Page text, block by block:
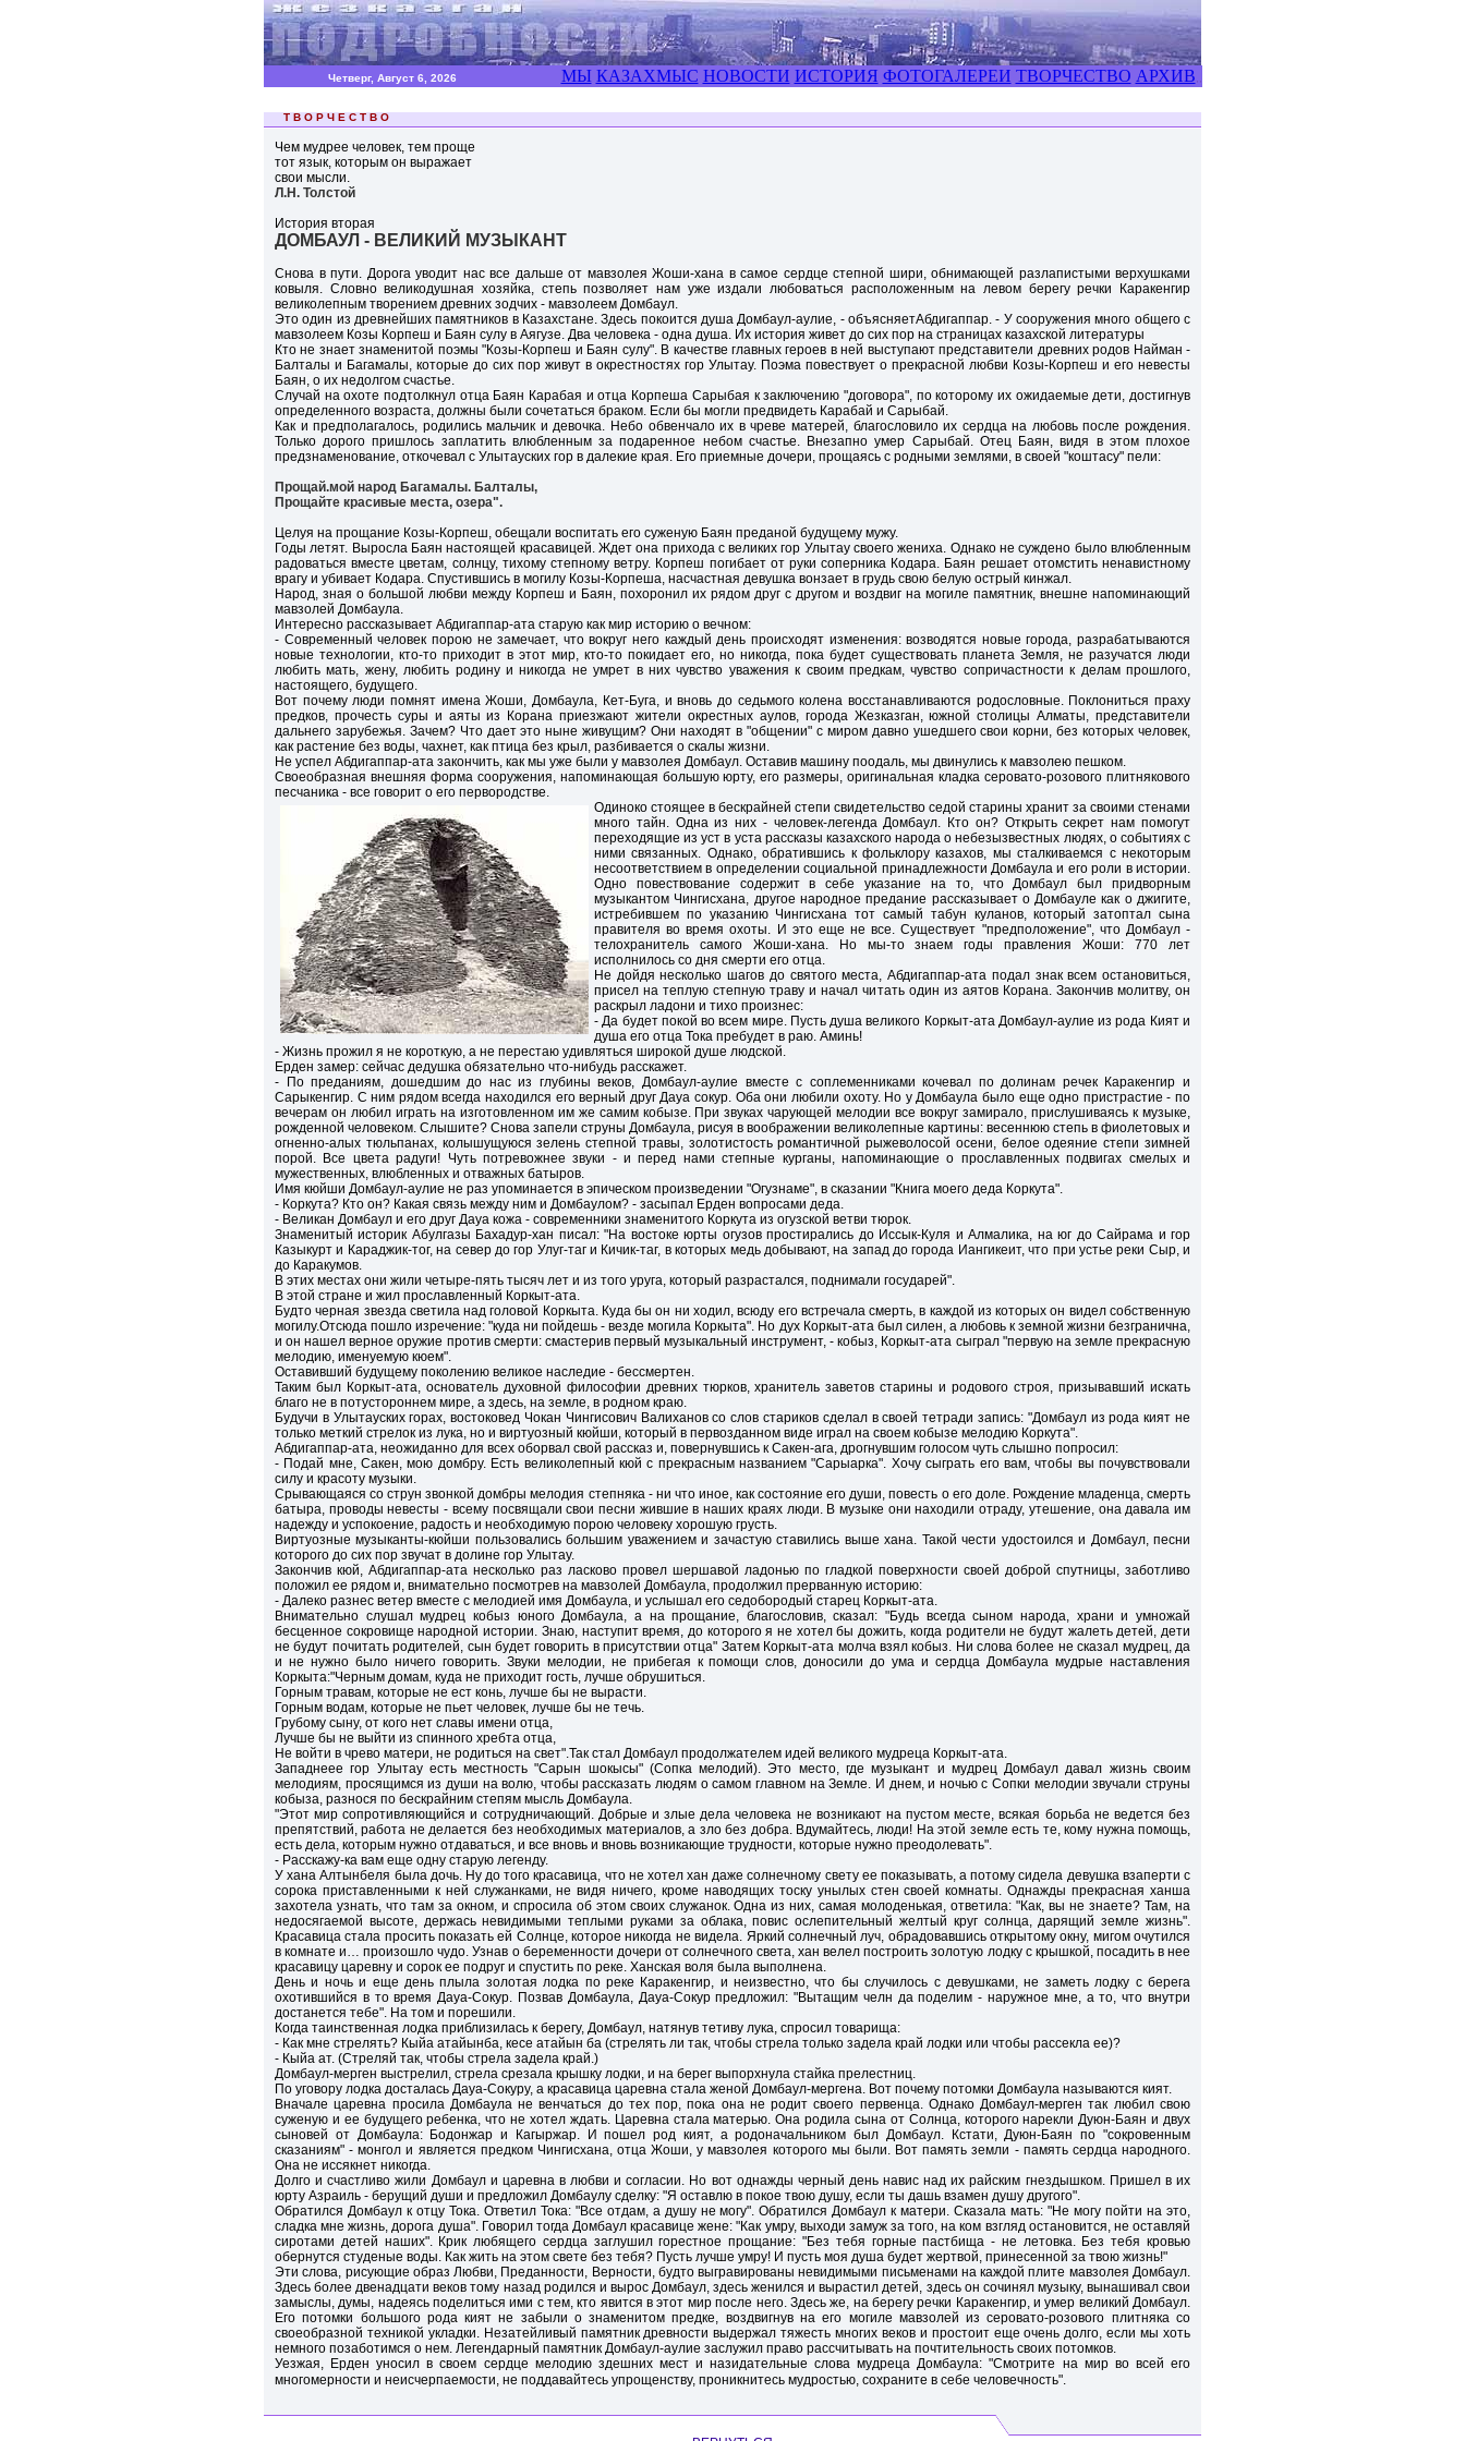
Четверг, Август 6, 2026 МЫ КАЗАХМЫС НОВОСТИ ИСТОРИЯ ФОТОГАЛЕРЕИ ТВОРЧЕСТВО АРХИВ
Т В О Р Ч Е С Т В О
Чем мудрее человек, тем проще
тот язык, которым он выражает
свои мысли.
Л.Н. Толстой
История вторая
ДОМБАУЛ - ВЕЛИКИЙ МУЗЫКАНТ
Снова в пути. Дорога уводит нас все дальше от мавзолея Жоши-хана в самое сердце степной шири, обнимающей разлапистыми верхушками
ковыля. Словно великодушная хозяйка, степь позволяет нам уже издали любоваться расположенным на левом берегу речки Каракенгир
великолепным творением древних зодчих - мавзолеем Домбаул.
Это один из древнейших памятников в Казахстане. Здесь покоится душа Домбаул-аулие, - объясняетАбдигаппар. - У сооружения много общего с
мавзолеем Козы Корпеш и Баян сулу в Аягузе. Два человека - одна душа. Их история живет до сих пор на страницах казахской литературы
Кто не знает знаменитой поэмы "Козы-Корпеш и Баян сулу". В качестве главных героев в ней выступают представители древних родов Найман -
Балталы и Багамалы, которые до сих пор живут в окрестностях гор Улытау. Поэма повествует о прекрасной любви Козы-Корпеш и его невесты
Баян, о их недолгом счастье.
Случай на охоте подтолкнул отца Баян Карабая и отца Корпеша Сарыбая к заключению "договора", по которому их ожидаемые дети, достигнув
определенного возраста, должны были сочетаться браком. Если бы могли предвидеть Карабай и Сарыбай.
Как и предполагалось, родились мальчик и девочка. Небо обвенчало их в чреве матерей, благословило их сердца на любовь после рождения.
Только дорого пришлось заплатить влюбленным за подаренное небом счастье. Внезапно умер Сарыбай. Отец Баян, видя в этом плохое
предзнаменование, откочевал с Улытауских гор в далекие края. Его приемные дочери, прощаясь с родными землями, в своей "коштасу" пели:
Прощай.мой народ Багамалы. Балталы,
Прощайте красивые места, озера".
Целуя на прощание Козы-Корпеш, обещали воспитать его суженую Баян преданой будущему мужу.
Годы летят. Выросла Баян настоящей красавицей. Ждет она прихода с великих гор Улытау своего жениха. Однако не суждено было влюбленным
радоваться вместе цветам, солнцу, тихому степному ветру. Корпеш погибает от руки соперника Кодара. Баян решает отомстить ненавистному
врагу и убивает Кодара. Спустившись в могилу Козы-Корпеша, насчастная девушка вонзает в грудь свою белую острый кинжал.
Народ, зная о большой любви между Корпеш и Баян, похоронил их рядом друг с другом и воздвиг на могиле памятник, внешне напоминающий
мавзолей Домбаула.
Интересно рассказывает Абдигаппар-ата старую как мир историю о вечном:
- Современный человек порою не замечает, что вокруг него каждый день происходят изменения: возводятся новые города, разрабатываются
новые технологии, кто-то приходит в этот мир, кто-то покидает его, но никогда, пока будет существовать планета Земля, не разучатся люди
любить мать, жену, любить родину и никогда не умрет в них чувство уважения к своим предкам, чувство сопричастности к делам прошлого,
настоящего, будущего.
Вот почему люди помнят имена Жоши, Домбаула, Кет-Буга, и вновь до седьмого колена восстанавливаются родословные. Поклониться праху
предков, прочесть суры и аяты из Корана приезжают жители окрестных аулов, города Жезказган, южной столицы Алматы, представители
дальнего зарубежья. Зачем? Что дает это ныне живущим? Они находят в "общении" с миром давно ушедшего свои корни, без которых человек,
как растение без воды, чахнет, как птица без крыл, разбивается о скалы жизни.
Не успел Абдигаппар-ата закончить, как мы уже были у мавзолея Домбаул. Оставив машину поодаль, мы двинулись к мавзолею пешком.
Своеобразная внешняя форма сооружения, напоминающая большую юрту, его размеры, оригинальная кладка серовато-розового плитнякового
песчаника - все говорит о его первородстве.
Одиноко стоящее в бескрайней степи свидетельство седой старины хранит за своими стенами
много тайн. Одна из них - человек-легенда Домбаул. Кто он? Открыть секрет нам помогут
переходящие из уст в уста рассказы казахского народа о небезызвестных людях, о событиях с
ними связанных. Однако, обратившись к фольклору казахов, мы сталкиваемся с некоторым
несоответствием в определении социальной принадлежности Домбаула и его роли в истории.
Одно повествование содержит в себе указание на то, что Домбаул был придворным
музыкантом Чингисхана, другое народное предание рассказывает о Домбауле как о джигите,
истребившем по указанию Чингисхана тот самый табун куланов, который затоптал сына
правителя во время охоты. И это еще не все. Существует "предположение", что Домбаул -
телохранитель самого Жоши-хана. Но мы-то знаем годы правления Жоши: 770 лет
исполнилось со дня смерти его отца.
Не дойдя несколько шагов до святого места, Абдигаппар-ата подал знак всем остановиться,
присел на теплую степную траву и начал читать один из аятов Корана. Закончив молитву, он
раскрыл ладони и тихо произнес:
- Да будет покой во всем мире. Пусть душа великого Коркыт-ата Домбаул-аулие из рода Кият и
душа его отца Тока пребудет в раю. Аминь!
- Жизнь прожил я не короткую, а не перестаю удивляться широкой душе людской.
Ерден замер: сейчас дедушка обязательно что-нибудь расскажет.
- По преданиям, дошедшим до нас из глубины веков, Домбаул-аулие вместе с соплеменниками кочевал по долинам речек Каракенгир и
Сарыкенгир. С ним рядом всегда находился его верный друг Дауа сокур. Оба они любили охоту. Но у Домбаула было еще одно пристрастие - по
вечерам он любил играть на изготовленном им же самим кобызе. При звуках чарующей мелодии все вокруг замирало, прислушиваясь к музыке,
рожденной человеком. Слышите? Снова запели струны Домбаула, рисуя в воображении великолепные картины: весеннюю степь в фиолетовых и
огненно-алых тюльпанах, колышущуюся зелень степной травы, золотистость романтичной рыжеволосой осени, белое одеяние степи зимней
порой. Все цвета радуги! Чуть потревожнее звуки - и перед нами степные курганы, напоминающие о прославленных подвигах смелых и
мужественных, влюбленных и отважных батыров.
Имя кюйши Домбаул-аулие не раз упоминается в эпическом произведении "Огузнаме", в сказании "Книга моего деда Коркута".
- Коркута? Кто он? Какая связь между ним и Домбаулом? - засыпал Ерден вопросами деда.
- Великан Домбаул и его друг Дауа кожа - современники знаменитого Коркута из огузской ветви тюрок.
Знаменитый историк Абулгазы Бахадур-хан писал: "На востоке юрты огузов простирались до Иссык-Куля и Алмалика, на юг до Сайрама и гор
Казыкурт и Караджик-тог, на север до гор Улуг-таг и Кичик-таг, в которых медь добывают, на запад до города Иангикеит, что при устье реки Сыр, и
до Каракумов.
В этих местах они жили четыре-пять тысяч лет и из того уруга, который разрастался, поднимали государей".
В этой стране и жил прославленный Коркыт-ата.
Будто черная звезда светила над головой Коркыта. Куда бы он ни ходил, всюду его встречала смерть, в каждой из которых он видел собственную
могилу.Отсюда пошло изречение: "куда ни пойдешь - везде могила Коркыта". Но дух Коркыт-ата был силен, а любовь к земной жизни безгранична,
и он нашел верное оружие против смерти: смастерив первый музыкальный инструмент, - кобыз, Коркыт-ата сыграл "первую на земле прекрасную
мелодию, именуемую кюем".
Оставивший будущему поколению великое наследие - бессмертен.
Таким был Коркыт-ата, основатель духовной философии древних тюрков, хранитель заветов старины и родового строя, призывавший искать
благо не в потустороннем мире, а здесь, на земле, в родном краю.
Будучи в Улытауских горах, востоковед Чокан Чингисович Валиханов со слов стариков сделал в своей тетради запись: "Домбаул из рода кият не
только меткий стрелок из лука, но и виртуозный кюйши, который в первозданном виде играл на своем кобызе мелодию Коркута".
Абдигаппар-ата, неожиданно для всех оборвал свой рассказ и, повернувшись к Сакен-ага, дрогнувшим голосом чуть слышно попросил:
- Подай мне, Сакен, мою домбру. Есть великолепный кюй с прекрасным названием "Сарыарка". Хочу сыграть его вам, чтобы вы почувствовали
силу и красоту музыки.
Срывающаяся со струн звонкой домбры мелодия степняка - ни что иное, как состояние его души, повесть о его доле. Рождение младенца, смерть
батыра, проводы невесты - всему посвящали свои песни жившие в наших краях люди. В музыке они находили отраду, утешение, она давала им
надежду и успокоение, радость и необходимую порою человеку хорошую грусть.
Виртуозные музыканты-кюйши пользовались большим уважением и зачастую ставились выше хана. Такой чести удостоился и Домбаул, песни
которого до сих пор звучат в долине гор Улытау.
Закончив кюй, Абдигаппар-ата несколько раз ласково провел шершавой ладонью по гладкой поверхности своей доброй спутницы, заботливо
положил ее рядом и, внимательно посмотрев на мавзолей Домбаула, продолжил прерванную историю:
- Далеко разнес ветер вместе с мелодией имя Домбаула, и услышал его седобородый старец Коркыт-ата.
Внимательно слушал мудрец кобыз юного Домбаула, а на прощание, благословив, сказал: "Будь всегда сыном народа, храни и умножай
бесценное сокровище народной истории. Знаю, наступит время, до которого я не хотел бы дожить, когда родители не будут жалеть детей, дети
не будут почитать родителей, сын будет говорить в присутствии отца" Затем Коркыт-ата молча взял кобыз. Ни слова более не сказал мудрец, да
и не нужно было ничего говорить. Звуки мелодии, не прибегая к помощи слов, доносили до ума и сердца Домбаула мудрые наставления
Коркыта:"Черным домам, куда не приходит гость, лучше обрушиться.
Горным травам, которые не ест конь, лучше бы не вырасти.
Горным водам, которые не пьет человек, лучше бы не течь.
Грубому сыну, от кого нет славы имени отца,
Лучше бы не выйти из спинного хребта отца,
Не войти в чрево матери, не родиться на свет".Так стал Домбаул продолжателем идей великого мудреца Коркыт-ата.
Западнеее гор Улытау есть местность "Сарын шокысы" (Сопка мелодий). Это место, где музыкант и мудрец Домбаул давал жизнь своим
мелодиям, просящимся из души на волю, чтобы рассказать людям о самом главном на Земле. И днем, и ночью с Сопки мелодии звучали струны
кобыза, разнося по бескрайним степям мысль Домбаула.
"Этот мир сопротивляющийся и сотрудничающий. Добрые и злые дела человека не возникают на пустом месте, всякая борьба не ведется без
препятствий, работа не делается без необходимых материалов, а зло без добра. Вдумайтесь, люди! На этой земле есть те, кому нужна помощь,
есть дела, которым нужно отдаваться, и все вновь и вновь возникающие трудности, которые нужно преодолевать".
- Расскажу-ка вам еще одну старую легенду.
У хана Алтынбеля была дочь. Ну до того красавица, что не хотел хан даже солнечному свету ее показывать, а потому сидела девушка взаперти с
сорока приставленными к ней служанками, не видя ничего, кроме наводящих тоску унылых стен своей комнаты. Однажды прекрасная ханша
захотела узнать, что там за окном, и спросила об этом своих служанок. Одна из них, самая молоденькая, ответила: "Как, вы не знаете? Там, на
недосягаемой высоте, держась невидимыми теплыми руками за облака, повис ослепительный желтый круг солнца, дарящий земле жизнь".
Красавица стала просить показать ей Солнце, которое никогда не видела. Яркий солнечный луч, обрадовавшись открытому окну, мигом очутился
в комнате и… произошло чудо. Узнав о беременности дочери от солнечного света, хан велел построить золотую лодку с крышкой, посадить в нее
красавицу царевну и сорок ее подруг и спустить по реке. Ханская воля была выполнена.
День и ночь и еще день плыла золотая лодка по реке Каракенгир, и неизвестно, что бы случилось с девушками, не заметь лодку с берега
охотившийся в то время Дауа-Сокур. Позвав Домбаула, Дауа-Сокур предложил: "Вытащим челн да поделим - наружное мне, а то, что внутри
достанется тебе". На том и порешили.
Когда таинственная лодка приблизилась к берегу, Домбаул, натянув тетиву лука, спросил товарища:
- Как мне стрелять? Кыйа атайынба, кесе атайын ба (стрелять ли так, чтобы стрела только задела край лодки или чтобы рассекла ее)?
- Кыйа ат. (Стреляй так, чтобы стрела задела край.)
Домбаул-мерген выстрелил, стрела срезала крышку лодки, и на берег выпорхнула стайка прелестниц.
По уговору лодка досталась Дауа-Сокуру, а красавица царевна стала женой Домбаул-мергена. Вот почему потомки Домбаула называются кият.
Вначале царевна просила Домбаула не венчаться до тех пор, пока она не родит своего первенца. Однако Домбаул-мерген так любил свою
суженую и ее будущего ребенка, что не хотел ждать. Царевна стала матерью. Она родила сына от Солнца, которого нарекли Дуюн-Баян и двух
сыновей от Домбаула: Бодонжар и Кагыржар. И пошел род кият, а родоначальником был Домбаул. Кстати, Дуюн-Баян по "сокровенным
сказаниям" - монгол и является предком Чингисхана, отца Жоши, у мавзолея которого мы были. Вот память земли - память сердца народного.
Она не иссякнет никогда.
Долго и счастливо жили Домбаул и царевна в любви и согласии. Но вот однажды черный день навис над их райским гнездышком. Пришел в их
юрту Азраиль - берущий души и предложил Домбаулу сделку: "Я оставлю в покое твою душу, если ты дашь взамен душу другого".
Обратился Домбаул к отцу Тока. Ответил Тока: "Все отдам, а душу не могу". Обратился Домбаул к матери. Сказала мать: "Не могу пойти на это,
сладка мне жизнь, дорога душа". Говорил тогда Домбаул красавице жене: "Как умру, выходи замуж за того, на ком взгляд остановится, не оставляй
сиротами детей наших". Крик любящего сердца заглушил горестное прощание: "Без тебя горные пастбища - не летовка. Без тебя кровью
обернутся студеные воды. Как жить на этом свете без тебя? Пусть лучше умру! И пусть моя душа будет жертвой, принесенной за твою жизнь!"
Эти слова, рисующие образ Любви, Преданности, Верности, будто выгравированы невидимыми письменами на каждой плите мавзолея Домбаул.
Здесь более двенадцати веков тому назад родился и вырос Домбаул, здесь женился и вырастил детей, здесь он сочинял музыку, вынашивал свои
замыслы, думы, надеясь поделиться ими с тем, кто явится в этот мир после него. Здесь же, на берегу речки Каракенгир, и умер великий Домбаул.
Его потомки большого рода кият не забыли о знаменитом предке, воздвигнув на его могиле мавзолей из серовато-розового плитняка со
своеобразной техникой укладки. Незатейливый памятник древности выдержал тяжесть многих веков и простоит еще очень долго, если мы хоть
немного позаботимся о нем. Легендарный памятник Домбаул-аулие заслужил право рассчитывать на почтительность своих потомков.
Уезжая, Ерден уносил в своем сердце мелодию здешних мест и назидательные слова мудреца Домбаула: "Смотрите на мир во всей его
многомерности и неисчерпаемости, не поддавайтесь упрощенству, проникнитесь мудростью, сохраните в себе человечность".